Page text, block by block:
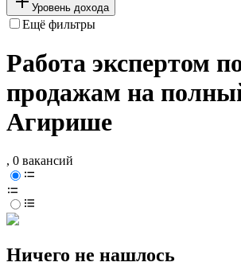
Уровень дохода
Ещё фильтры
Работа экспертом
продажам на
Агирише
, 0 вакансий
Ничего не нашлось